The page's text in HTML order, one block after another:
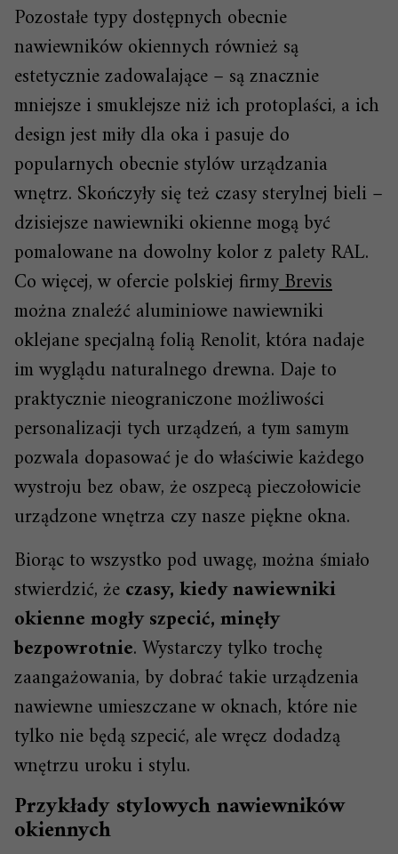
Pozostałe typy dostępnych obecnie
nawiewników okiennych również są
estetycznie zadowalające – są znacznie
mniejsze i smuklejsze niż ich protoplaści, a ich
design jest miły dla oka i pasuje do
popularnych obecnie stylów urządzania
wnętrz. Skończyły się też czasy sterylnej bieli –
dzisiejsze nawiewniki okienne mogą być
pomalowane na dowolny kolor z palety RAL.
Co więcej, w ofercie polskiej firmyBrevis
można znaleźć aluminiowe nawiewniki
oklejane specjalną folią Renolit, która nadaje
im wyglądu naturalnego drewna. Daje to
praktycznie nieograniczone możliwości
personalizacji tych urządzeń, a tym samym
pozwala dopasować je do właściwie każdego
wystroju bez obaw, że oszpecą pieczołowicie
urządzone wnętrza czy nasze piękne okna.
Biorąc to wszystko pod uwagę, można śmiało
stwierdzić, żeczasy, kiedy nawiewniki
okienne mogły szpecić, minęły
bezpowrotnie. Wystarczy tylko trochę
zaangażowania, by dobrać takie urządzenia
nawiewne umieszczane w oknach, które nie
tylko nie będą szpecić, ale wręcz dodadzą
wnętrzu uroku i stylu.
Przykłady stylowych nawiewników
okiennych